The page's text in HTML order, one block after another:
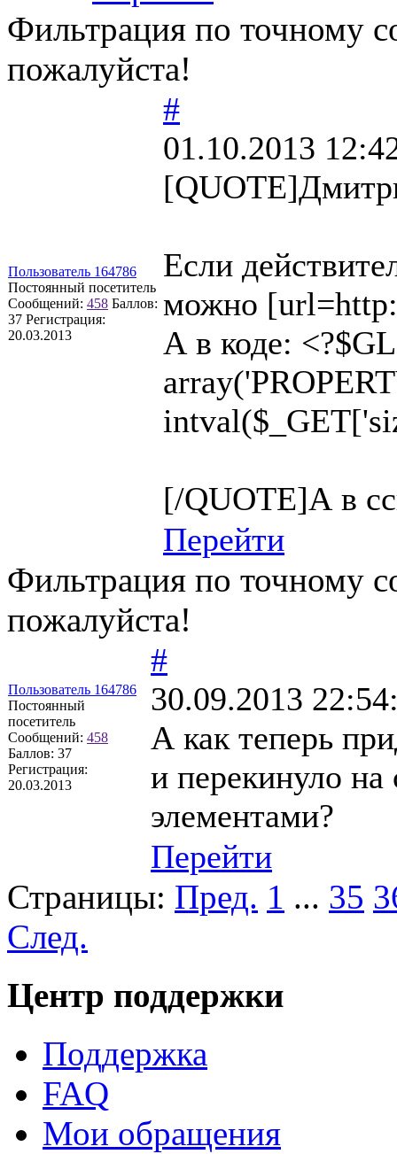
Фильтрация по точному
пожалуйста!
Пользователь 164786
Постоянный посетитель
Сообщений: 458 Баллов:
37 Регистрация:
20.03.2013
#
01.10.2013
Если
можно
А в коде:
[/QUOTE]А в
Перейти
Фильтрация по точному
пожалуйста!
Пользователь 164786
Постоянный
посетитель
Сообщений: 458
Баллов: 37
Регистрация:
20.03.2013
#
30.09.2013
А как теперь
и перекинуло
элементами?
Перейти
Страницы: Пред. 1 ... 35
След.
Центр поддержки
Поддержка
FAQ
Мои обращения